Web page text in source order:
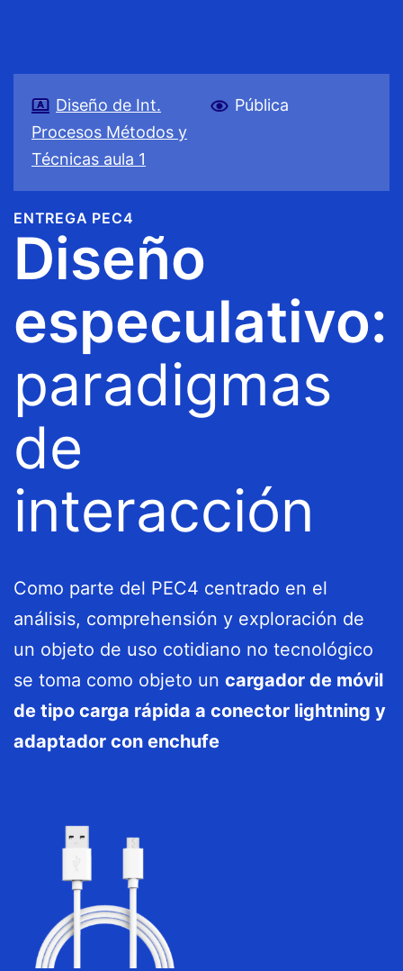
Diseño de Int.
Procesos Métodos y
Técnicas aula 1
Pública
ENTREGA PEC4
Diseño
especulativo:
paradigmas
de
interacción
Como parte del PEC4 centrado en el
análisis, comprehensión y exploración de
un objeto de uso cotidiano no tecnológico
se toma como objeto un cargador de móvil
de tipo carga rápida a conector lightning y
adaptador con enchufe